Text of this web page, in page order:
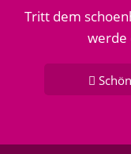
Tritt dem
werde